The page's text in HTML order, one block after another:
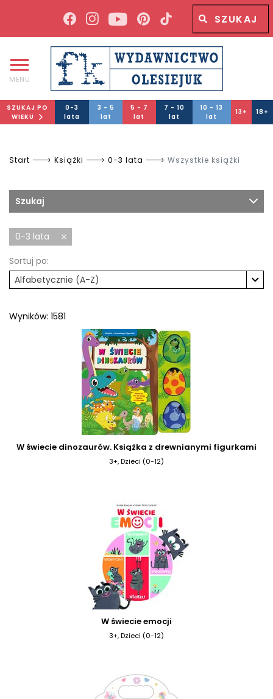
Wyszukiwana fraza
MENU
SZUKAJ PO
WIEKU
0-3
lata
3 - 5
lat
5 - 7
lat
7 - 10
lat
10 - 13
lat
13+ 18+
Start Książki 0-3 lata Wszystkie książki
Szukaj
0-3 lata
Sortuj po:
Alfabetycznie (A-Z)
Wyników: 1581
W świecie dinozaurów. Książka z drewnianymi figurkami
3+, Dzieci (0-12)
W świecie emocji
3+, Dzieci (0-12)